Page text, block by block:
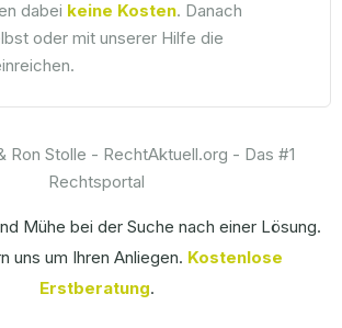
dabei keine Kosten. Danach
oder mit unserer Hilfe die
Mühe bei der Suche nach einer Lösung.
uns um Ihren Anliegen. Kostenlose
Erstberatung.